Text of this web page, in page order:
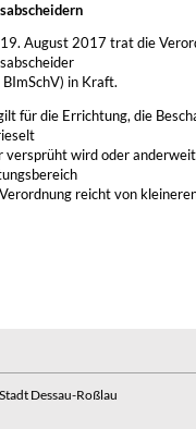
August 2017 trat die
in Kraft.
für die Errichtung, die
versprüht wird oder
reicht von
Dessau-Roßlau